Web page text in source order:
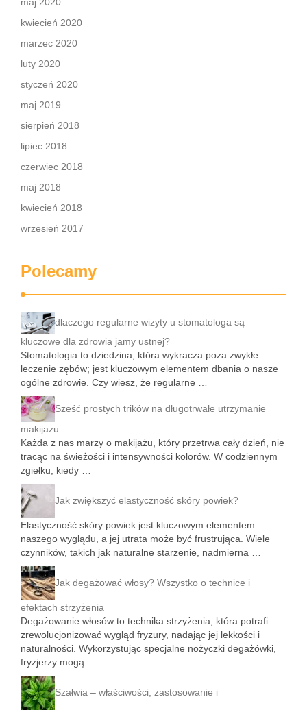
kwiecień 2020
marzec 2020
luty 2020
styczeń 2020
maj 2019
sierpień 2018
lipiec 2018
czerwiec 2018
maj 2018
kwiecień 2018
wrzesień 2017
Polecamy
dlaczego regularne wizyty u stomatologa są
kluczowe dla zdrowia jamy ustnej?
Stomatologia to dziedzina, która wykracza poza zwykłe
leczenie zębów; jest kluczowym elementem dbania o nasze
ogólne zdrowie. Czy wiesz, że regularne …
Sześć prostych trików na długotrwałe utrzymanie
makijażu
Każda z nas marzy o makijażu, który przetrwa cały dzień, nie
tracąc na świeżości i intensywności kolorów. W codziennym
zgiełku, kiedy …
Jak zwiększyć elastyczność skóry powiek?
Elastyczność skóry powiek jest kluczowym elementem
naszego wyglądu, a jej utrata może być frustrująca. Wiele
czynników, takich jak naturalne starzenie, nadmierna …
Jak degażować włosy? Wszystko o technice i
efektach strzyżenia
Degażowanie włosów to technika strzyżenia, która potrafi
zrewolucjonizować wygląd fryzury, nadając jej lekkości i
naturalności. Wykorzystując specjalne nożyczki degażówki,
fryzjerzy mogą …
Szałwia – właściwości, zastosowanie i